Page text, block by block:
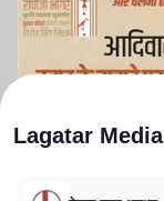
Lagatar Media